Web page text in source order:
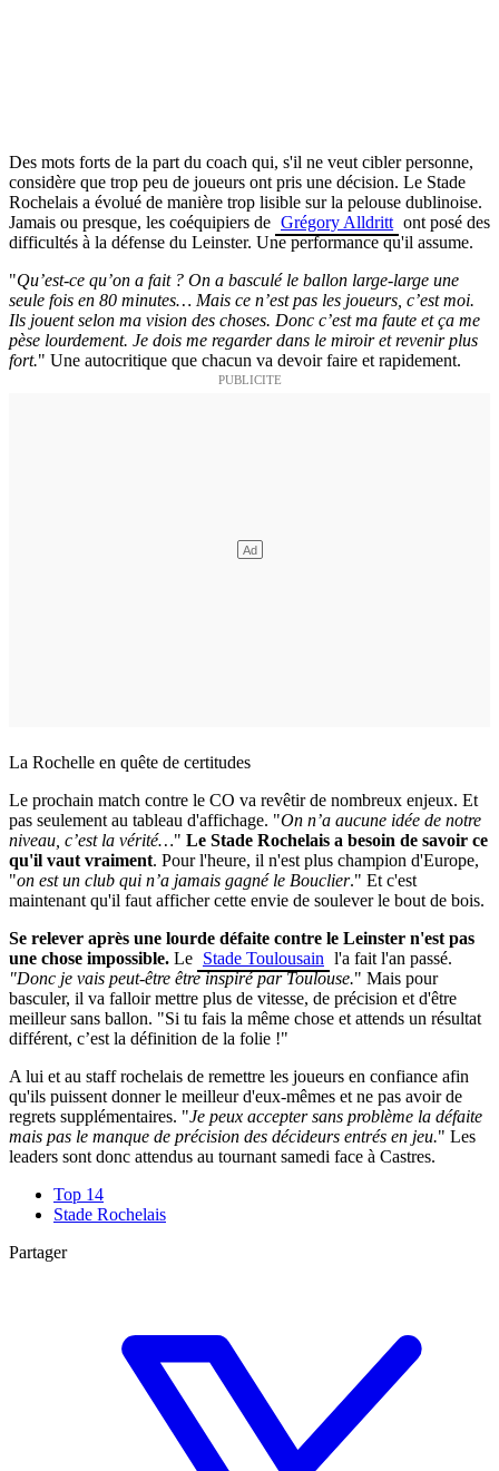
Des mots forts de la part du coach qui, s'il ne veut cibler personne,
considère que trop peu de joueurs ont pris une décision. Le Stade
Rochelais a évolué de manière trop lisible sur la pelouse dublinoise.
Jamais ou presque, les coéquipiers de Grégory Alldritt ont posé des
difficultés à la défense du Leinster. Une performance qu'il assume.
"Qu’est-ce qu’on a fait ? On a basculé le ballon large-large une
seule fois en 80 minutes… Mais ce n’est pas les joueurs, c’est moi.
Ils jouent selon ma vision des choses. Donc c’est ma faute et ça me
pèse lourdement. Je dois me regarder dans le miroir et revenir plus
fort." Une autocritique que chacun va devoir faire et rapidement.
La Rochelle en quête de certitudes
Le prochain match contre le CO va revêtir de nombreux enjeux. Et
pas seulement au tableau d'affichage. "On n’a aucune idée de notre
niveau, c’est la vérité…" Le Stade Rochelais a besoin de savoir ce
qu'il vaut vraiment. Pour l'heure, il n'est plus champion d'Europe,
"on est un club qui n’a jamais gagné le Bouclier." Et c'est
maintenant qu'il faut afficher cette envie de soulever le bout de bois.
Se relever après une lourde défaite contre le Leinster n'est pas
une chose impossible. Le Stade Toulousain l'a fait l'an passé.
"Donc je vais peut-être être inspiré par Toulouse." Mais pour
basculer, il va falloir mettre plus de vitesse, de précision et d'être
meilleur sans ballon. "Si tu fais la même chose et attends un résultat
différent, c’est la définition de la folie !"
A lui et au staff rochelais de remettre les joueurs en confiance afin
qu'ils puissent donner le meilleur d'eux-mêmes et ne pas avoir de
regrets supplémentaires. "Je peux accepter sans problème la défaite
mais pas le manque de précision des décideurs entrés en jeu." Les
leaders sont donc attendus au tournant samedi face à Castres.
Top 14
Stade Rochelais
Partager